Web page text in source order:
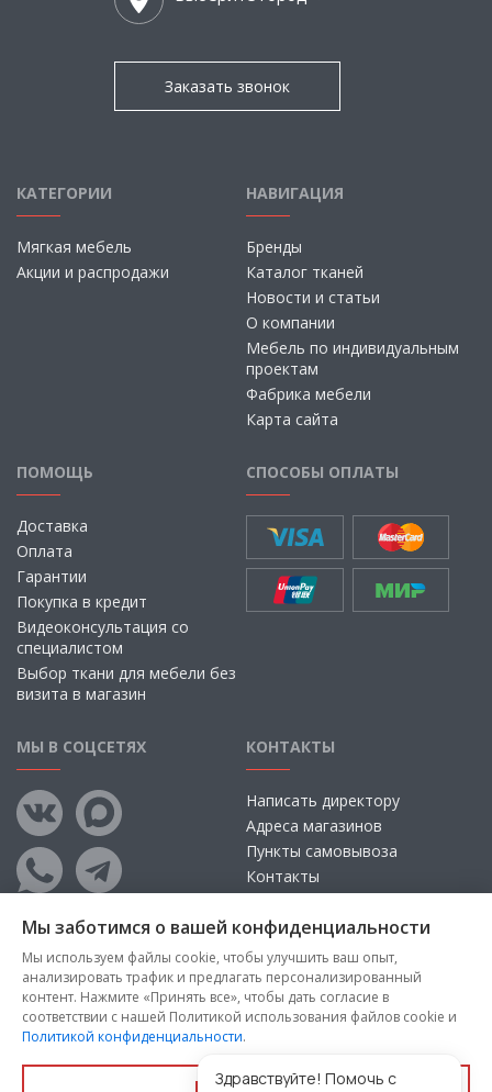
Заказать звонок
КАТЕГОРИИ
Мягкая мебель
Акции и распродажи
НАВИГАЦИЯ
Бренды
Каталог тканей
Новости и статьи
О компании
Мебель по индивидуальным
проектам
Фабрика мебели
Карта сайта
ПОМОЩЬ
Доставка
Оплата
Гарантии
Покупка в кредит
Видеоконсультация со
специалистом
Выбор ткани для мебели без
визита в магазин
СПОСОБЫ ОПЛАТЫ
МЫ В СОЦСЕТЯХ КОНТАКТЫ
Написать директору
Адреса магазинов
Пункты самовывоза
Контакты
Copyright © 2026, ООО «100 Диванов» — Все права защищены
Администрация Сайта не несет ответственности за
Мы заботимся о вашей конфиденциальности
Мы используем файлы cookie, чтобы улучшить ваш опыт,
анализировать трафик и предлагать персонализированный
контент. Нажмите «Принять все», чтобы дать согласие в
соответствии с нашей Политикой использования файлов cookie и
Политикой конфиденциальности.
Принять все
Здравствуйте! Помочь с